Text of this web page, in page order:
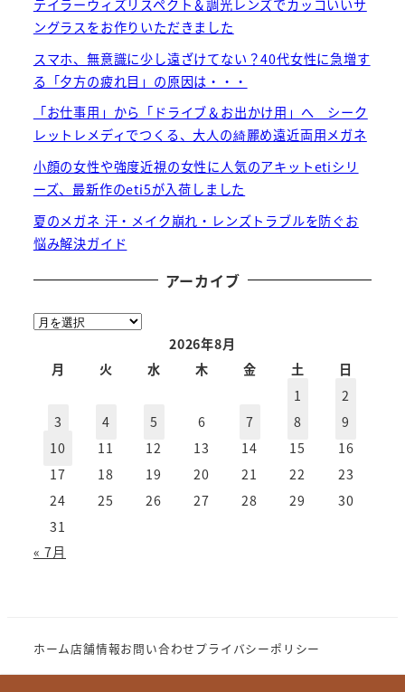
テイラーウィズリスペクト＆調光レンズでカッコいいサ
ングラスをお作りいただきました
スマホ、無意識に少し遠ざけてない？40代女性に急増す
る「夕方の疲れ目」の原因は・・・
「お仕事用」から「ドライブ＆お出かけ用」へ シーク
レットレメディでつくる、大人の綺麗め遠近両用メガネ
小顔の女性や強度近視の女性に人気のアキットetiシリ
ーズ、最新作のeti5が入荷しました
夏のメガネ 汗・メイク崩れ・レンズトラブルを防ぐお
悩み解決ガイド
アーカイブ
ア
2026年8月
月
火 水 木 金 土
日
1
2
3
4 5 6 7 8
9
10
11 12 13 14 15
16
17
18 19 20 21 22
23
24
25 26 27 28 29
30
31
« 7月
ホーム店舗情報お問い合わせプライバシーポリシー